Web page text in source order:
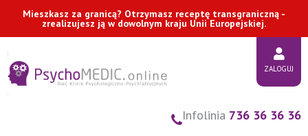
PrzejdźMieszkasz za granicą? Otrzymasz receptę transgraniczną -
zrealizujesz ją w dowolnym kraju Unii Europejskiej.
Infolinia 736 36 36 36
ZALOGUJ